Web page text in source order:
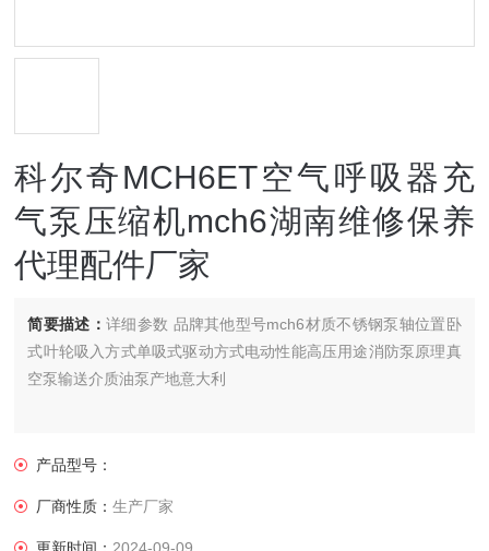
科尔奇MCH6ET空气呼吸器充
气泵压缩机mch6湖南维修保养
代理配件厂家
简要描述： 详细参数 品牌其他型号mch6材质不锈钢泵轴位置卧
式叶轮吸入方式单吸式驱动方式电动性能高压用途消防泵原理真
空泵输送介质油泵产地意大利
产品型号：
厂商性质：生产厂家